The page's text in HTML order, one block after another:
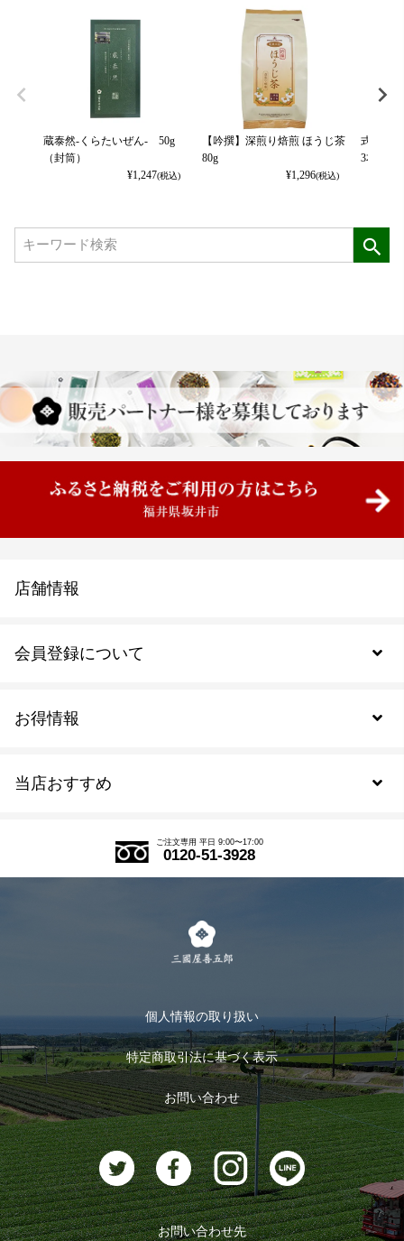
蔵泰然-くらたいぜん- 50g
（封筒）
¥1,247(税込)
【吟撰】深煎り焙煎 ほうじ茶
80g
¥1,296(税込)
式部の
3本パッ
当店おすすめ
式部の香りシリーズ
お茶のギフト
おすすめのお茶
お茶に合うスイーツ
お得情報
会員登録について
会員規約について
ログイン
ログアウト
店舗情報
ご注文専用 平日 9:00〜17:00
0120-51-3928
個人情報の取り扱い
特定商取引法に基づく表示
お問い合わせ
お問い合わせ先